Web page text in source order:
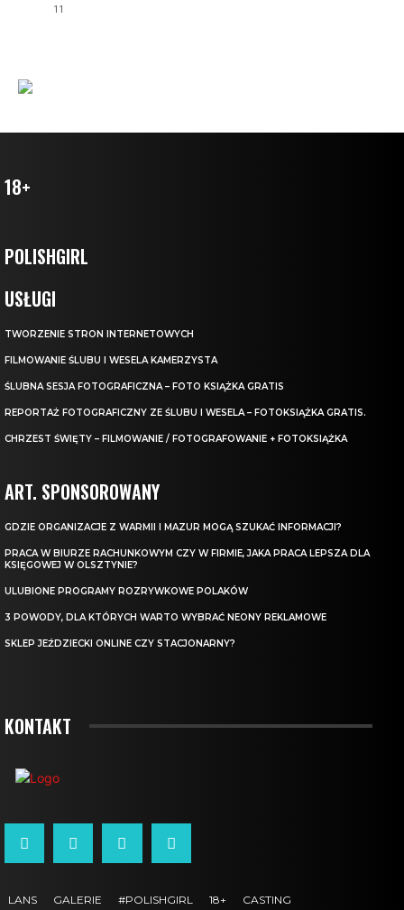
11
18+
POLISHGIRL
USŁUGI
TWORZENIE STRON INTERNETOWYCH
FILMOWANIE ŚLUBU I WESELA KAMERZYSTA
ŚLUBNA SESJA FOTOGRAFICZNA – FOTO KSIĄŻKA GRATIS
REPORTAŻ FOTOGRAFICZNY ZE ŚLUBU I WESELA – FOTOKSIĄŻKA GRATIS.
CHRZEST ŚWIĘTY – FILMOWANIE / FOTOGRAFOWANIE + FOTOKSIĄŻKA
ART. SPONSOROWANY
GDZIE ORGANIZACJE Z WARMII I MAZUR MOGĄ SZUKAĆ INFORMACJI?
PRACA W BIURZE RACHUNKOWYM CZY W FIRMIE, JAKA PRACA LEPSZA DLA
KSIĘGOWEJ W OLSZTYNIE?
ULUBIONE PROGRAMY ROZRYWKOWE POLAKÓW
3 POWODY, DLA KTÓRYCH WARTO WYBRAĆ NEONY REKLAMOWE
SKLEP JEŹDZIECKI ONLINE CZY STACJONARNY?
KONTAKT
LANS GALERIE #POLISHGIRL 18+ CASTING